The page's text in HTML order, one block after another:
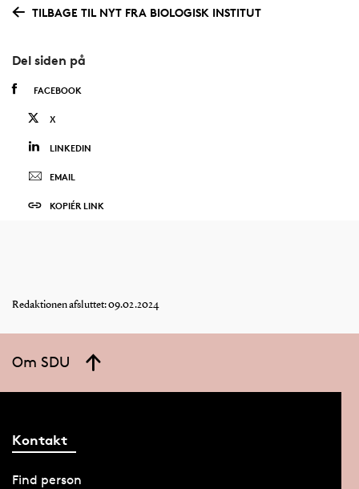
TILBAGE TIL NYT FRA BIOLOGISK INSTITUT
Del siden på
FACEBOOK
X
LINKEDIN
EMAIL
KOPIÉR LINK
Redaktionen afsluttet: 09.02.2024
Om SDU
Kontakt
Find person